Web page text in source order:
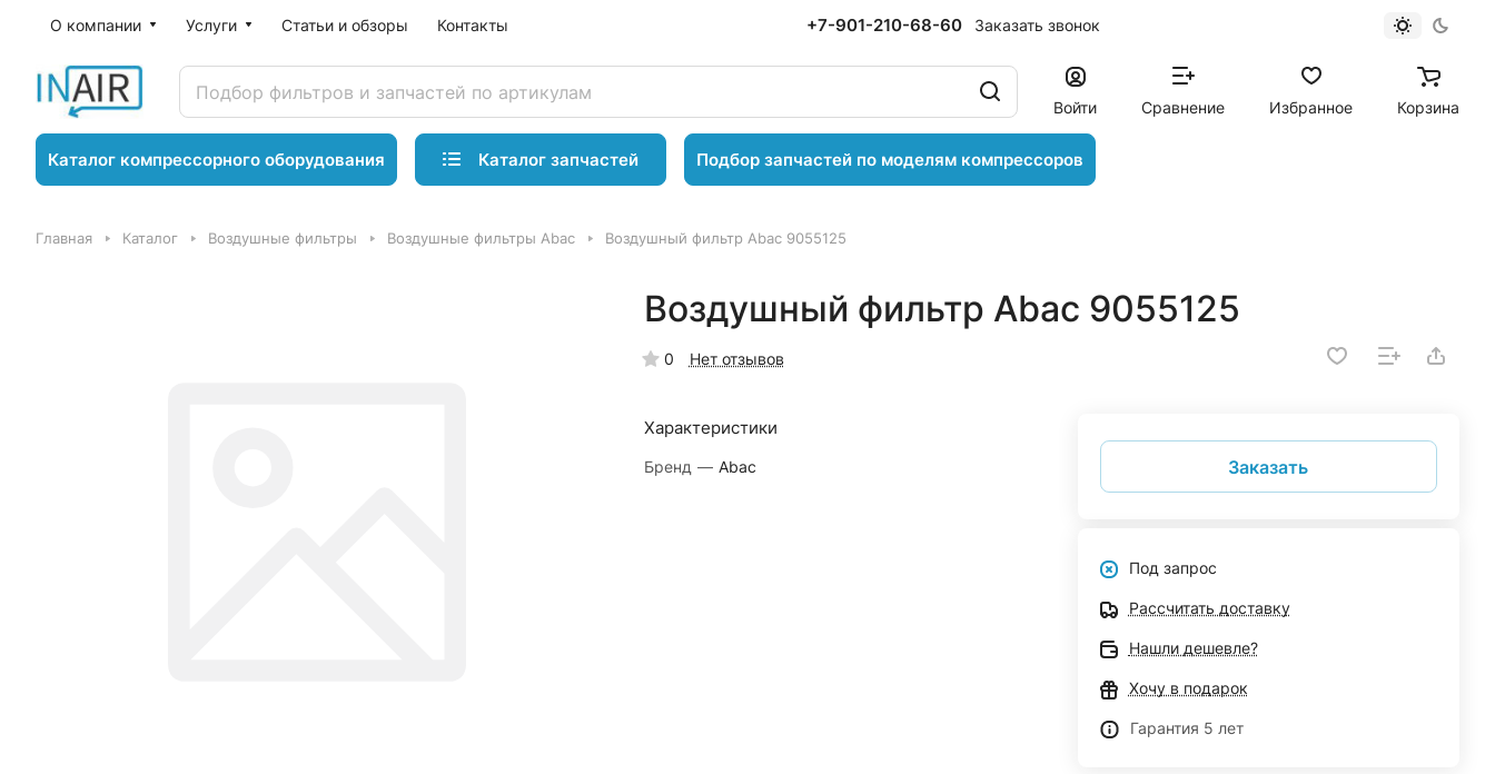
О компании Услуги Статьи и обзоры Контакты +7-901-210-68-60 Заказать звонок
Войти Сравнение Избранное Корзина
Каталог компрессорного оборудования Каталог запчастей Подбор запчастей по моделям компрессоров
Главная Каталог Воздушные фильтры Воздушные фильтры Abac Воздушный фильтр Abac 9055125
Воздушный фильтр Abac 9055125
0 Нет отзывов
Характеристики
Бренд — Abac Заказать
Под запрос
Рассчитать доставку
Нашли дешевле?
Хочу в подарок
Гарантия 5 лет